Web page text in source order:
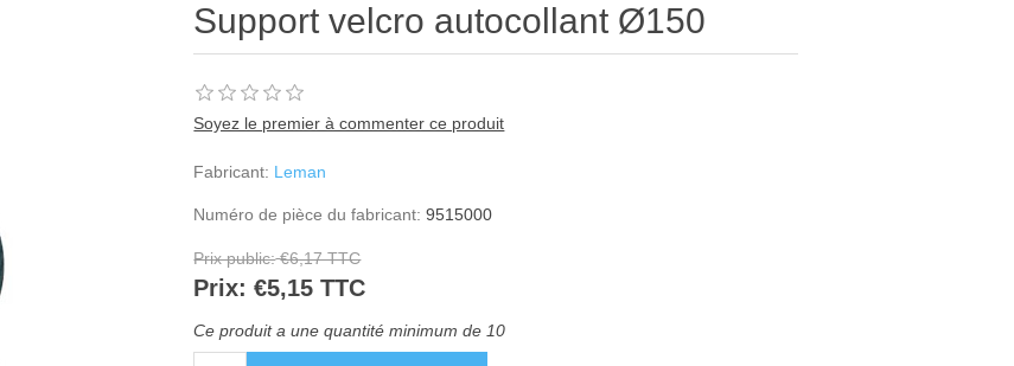
Support velcro autocollant Ø150
Soyez le premier à commenter ce produit
Fabricant: Leman
Numéro de pièce du fabricant: 9515000
Prix public: €6,17 TTC
Prix: €5,15 TTC
Ce produit a une quantité minimum de 10